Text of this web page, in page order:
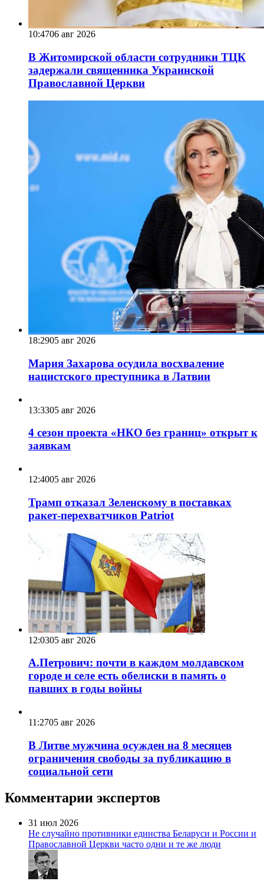
10:4706 авг 2026
В Житомирской области сотрудники ТЦК
задержали священника Украинской
Православной Церкви
18:2905 авг 2026
Мария Захарова осудила восхваление
нацистского преступника в Латвии
13:3305 авг 2026
4 сезон проекта «НКО без границ» открыт к
заявкам
12:4005 авг 2026
Трамп отказал Зеленскому в поставках
ракет-перехватчиков Patriot
12:0305 авг 2026
А.Петрович: почти в каждом молдавском
городе и селе есть обелиски в память о
павших в годы войны
11:2705 авг 2026
В Литве мужчина осужден на 8 месяцев
ограничения свободы за публикацию в
социальной сети
Комментарии экспертов
31 июл 2026
Не случайно противники единства Беларуси и России и
Православной Церкви часто одни и те же люди